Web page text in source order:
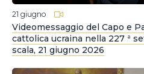
21 giugno
Videomessaggio del Capo e
cattolica ucraina nella 227 ª
scala, 21 giugno 2026